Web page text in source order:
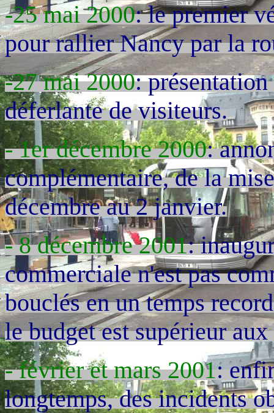
-25 mai 2000: le premier
pour rallier Nancy par la
-27 mai 2000:
déferlante de visiteurs.
- 1er décembre 2000:
complémentaire, de la
décembre au 2 janvier.
- 8 décembre 2001:
commerciale n'est pas
bouclés en un temps
le budget est supérieur
- février et mars 2001:
longtemps, des incidents